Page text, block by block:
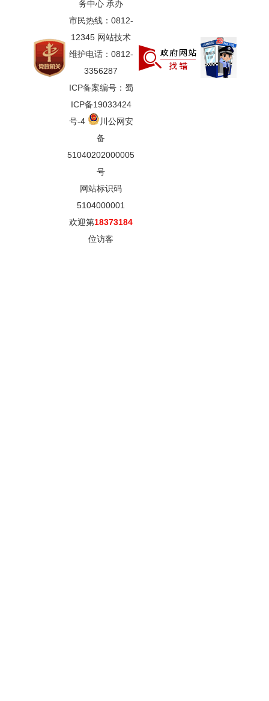
务中心 承办
市民热线：0812-
12345 网站技术
维护电话：0812-
3356287
ICP备案编号：蜀
ICP备19033424
号-4
川公网安
备
51040202000005
号
网站标识码
5104000001
欢迎第18373184
位访客